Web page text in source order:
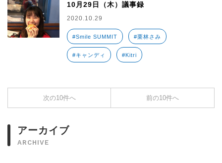
10月29日（木）議事録
2020.10.29
#Smile SUMMIT #栗林さみ
#キャンディ #Kitri
次の10件へ 前の10件へ
アーカイブ
ARCHIVE